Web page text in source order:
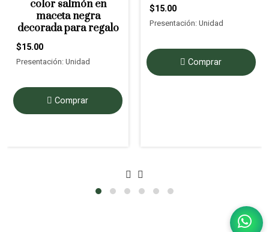
color salmón en
maceta negra
decorada para regalo
$15.00
Presentación: Unidad
Comprar
$15.00
Presentación: Unidad
Comprar